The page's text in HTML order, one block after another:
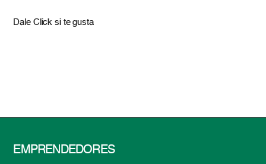
Dale Click si te gusta
EMPRENDEDORES